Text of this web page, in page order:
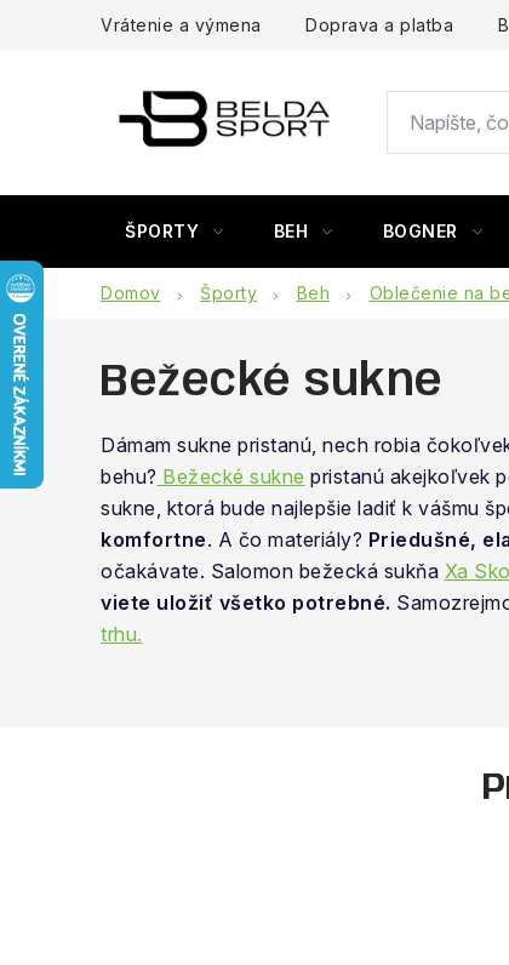
Vrátenie a výmena Doprava a platba
ŠPORTY BEH BOGNER
Domov Športy Beh Oblečenie na
Bežecké sukne
Dámam sukne pristanú, nech robia
behu? Bežecké sukne pristanú akejkoľvek
sukne, ktorá bude najlepšie ladiť k vášmu
komfortne. A čo materiály? Priedušné,
očakávate. Salomon bežecká sukňa Xa
viete uložiť všetko potrebné.
trhu.